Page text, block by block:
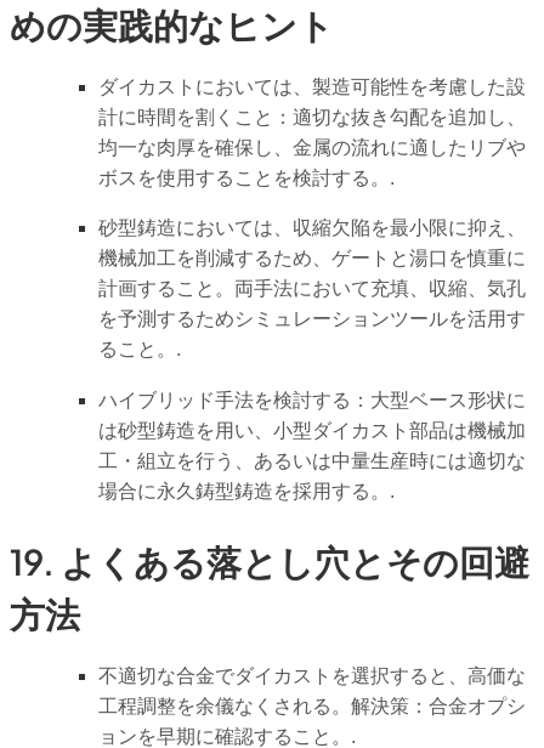
めの実践的なヒント
ダイカストにおいては、製造可能性を考慮した設
計に時間を割くこと：適切な抜き勾配を追加し、
均一な肉厚を確保し、金属の流れに適したリブや
ボスを使用することを検討する。.
砂型鋳造においては、収縮欠陥を最小限に抑え、
機械加工を削減するため、ゲートと湯口を慎重に
計画すること。両手法において充填、収縮、気孔
を予測するためシミュレーションツールを活用す
ること。.
ハイブリッド手法を検討する：大型ベース形状に
は砂型鋳造を用い、小型ダイカスト部品は機械加
工・組立を行う、あるいは中量生産時には適切な
場合に永久鋳型鋳造を採用する。.
19. よくある落とし穴とその回避
方法
不適切な合金でダイカストを選択すると、高価な
工程調整を余儀なくされる。解決策：合金オプシ
ョンを早期に確認すること。.